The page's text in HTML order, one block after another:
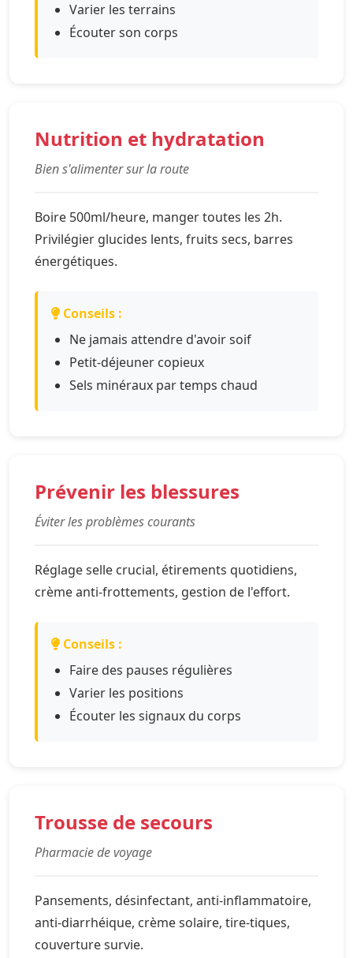
Varier les terrains
Écouter son corps
Nutrition et hydratation
Bien s'alimenter sur la route
Boire 500ml/heure, manger toutes les 2h.
Privilégier glucides lents, fruits secs, barres
énergétiques.
Conseils :
Ne jamais attendre d'avoir soif
Petit-déjeuner copieux
Sels minéraux par temps chaud
Prévenir les blessures
Éviter les problèmes courants
Réglage selle crucial, étirements quotidiens,
crème anti-frottements, gestion de l'effort.
Conseils :
Faire des pauses régulières
Varier les positions
Écouter les signaux du corps
Trousse de secours
Pharmacie de voyage
Pansements, désinfectant, anti-inflammatoire,
anti-diarrhéique, crème solaire, tire-tiques,
couverture survie.